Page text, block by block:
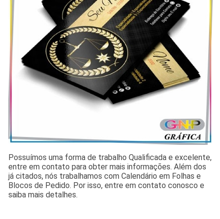
Possuímos uma forma de trabalho Qualificada e excelente,
entre em contato para obter mais informações. Além dos
já citados, nós trabalhamos com Calendário em Folhas e
Blocos de Pedido. Por isso, entre em contato conosco e
saiba mais detalhes.